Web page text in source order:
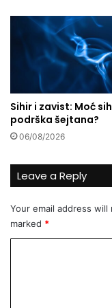
l
a
u
i
t
n
o
j
j
a
p
o
r
u
?
P
Sihir i zavist: Moć
podrška šejtana?
06/08/2026
Leave a Reply
Your email address
marked *